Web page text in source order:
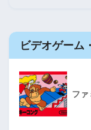
ビデオゲーム
ファ